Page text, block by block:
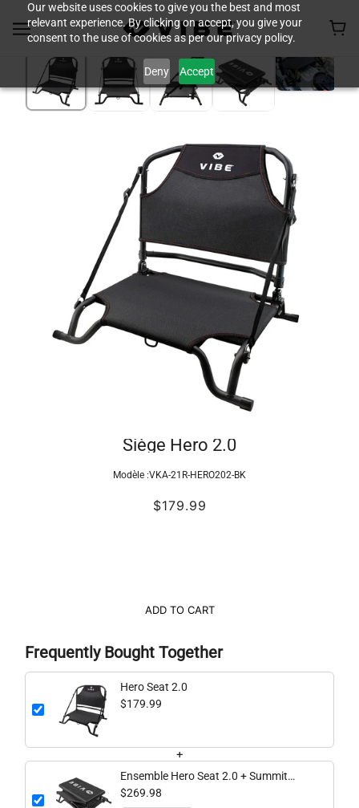
Our website uses cookies to give you the best and most
relevant experience. By clicking on accept, you give your
consent to the use of cookies as per our privacy policy.
Deny Accept
Siège Hero 2.0
Modèle :VKA-21R-HERO202-BK
$179.99
ADD TO CART
Frequently Bought Together
Hero Seat 2.0
$179.99
+
Ensemble Hero Seat 2.0 + Summit
Perch
$269.98